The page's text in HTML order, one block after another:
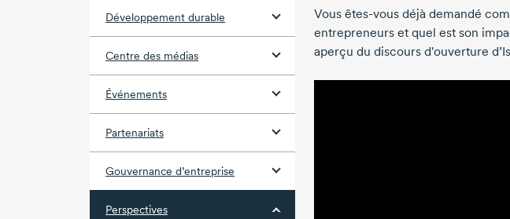
Développement durable
Centre des médias
Événements
Partenariats
Gouvernance d’entreprise
Perspectives
Vous êtes-vous déjà demandé
entrepreneurs et quel est son
aperçu du discours d'ouverture